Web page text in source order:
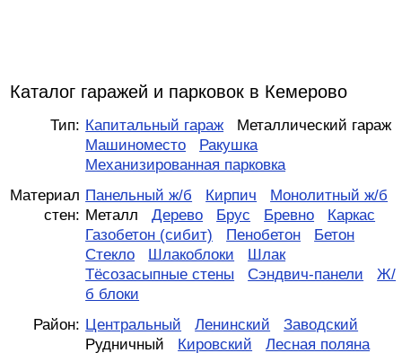
Каталог гаражей и парковок в Кемерово
Тип: Капитальный гараж
Металлический гараж
Машиноместо
Ракушка
Механизированная парковка
Материал
стен:
Панельный ж/б Кирпич
Монолитный ж/б
Металл
Дерево Брус Бревно
Каркас
Газобетон (сибит)
Пенобетон
Бетон
Стекло
Шлакоблоки
Шлак
Тёсозасыпные стены
Сэндвич-панели
Ж/
б блоки
Район: Центральный Ленинский
Заводский
Рудничный
Кировский Лесная поляна